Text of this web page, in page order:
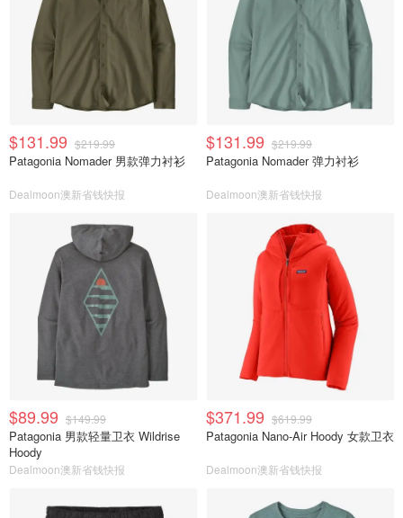
$131.99 $219.99
Patagonia Nomader 男款弹力衬衫
Dealmoon澳新省钱快报
$131.99 $219.99
Patagonia Nomader 弹力衬衫
Dealmoon澳新省钱快报
$89.99 $149.99
Patagonia 男款轻量卫衣 Wildrise
Hoody
Dealmoon澳新省钱快报
$371.99 $619.99
Patagonia Nano-Air Hoody 女款卫衣
Dealmoon澳新省钱快报